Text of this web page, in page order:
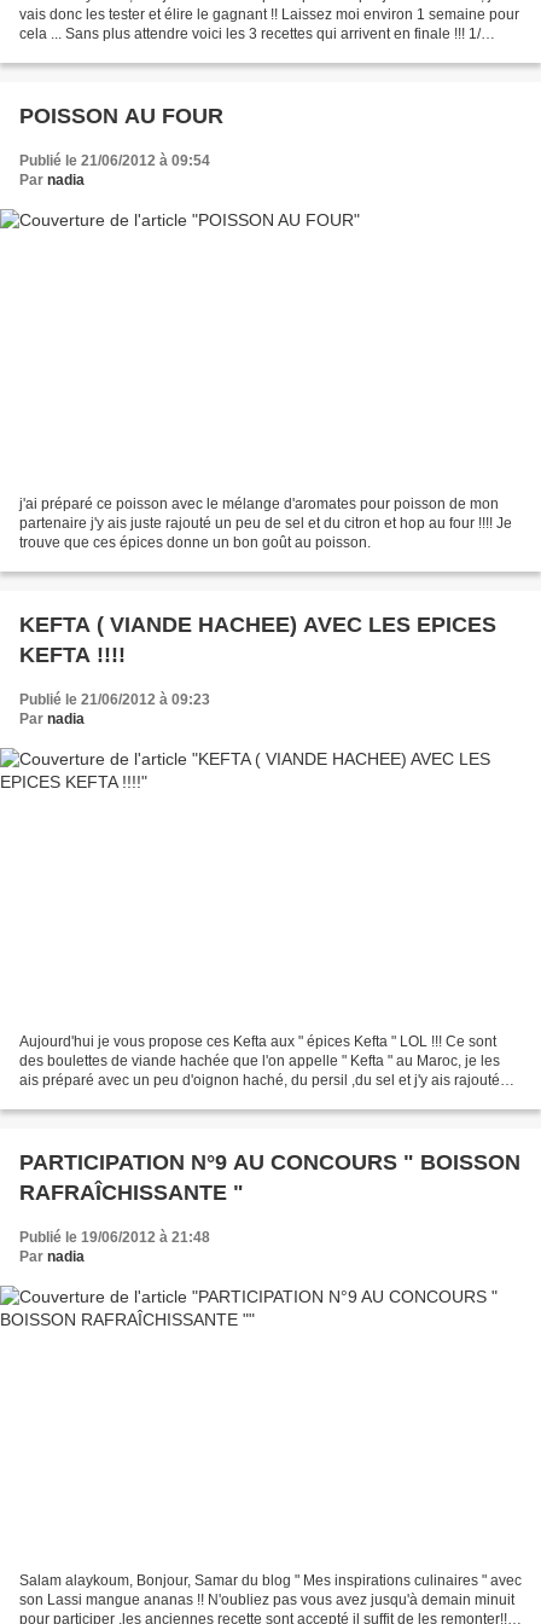
vais donc les tester et élire le gagnant !! Laissez moi environ 1 semaine pour
cela ... Sans plus attendre voici les 3 recettes qui arrivent en finale !!! 1/
POISSON AU FOUR
Publié le 21/06/2012 à 09:54
Par nadia
j'ai préparé ce poisson avec le mélange d'aromates pour poisson de mon
partenaire j'y ais juste rajouté un peu de sel et du citron et hop au four !!!! Je
trouve que ces épices donne un bon goût au poisson.
KEFTA ( VIANDE HACHEE) AVEC LES EPICES
KEFTA !!!!
Publié le 21/06/2012 à 09:23
Par nadia
Aujourd'hui je vous propose ces Kefta aux " épices Kefta " LOL !!! Ce sont
des boulettes de viande hachée que l'on appelle " Kefta " au Maroc, je les
ais préparé avec un peu d'oignon haché, du persil ,du sel et j'y ais rajouté
PARTICIPATION N°9 AU CONCOURS " BOISSON
RAFRAÎCHISSANTE "
Publié le 19/06/2012 à 21:48
Par nadia
Salam alaykoum, Bonjour, Samar du blog " Mes inspirations culinaires " avec
son Lassi mangue ananas !! N'oubliez pas vous avez jusqu'à demain minuit
pour participer ,les anciennes recette sont accepté il suffit de les remonter!!